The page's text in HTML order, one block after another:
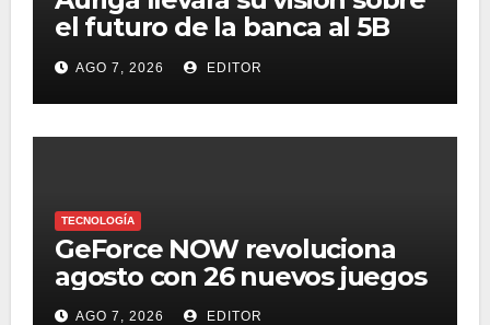
el futuro de la banca al 5B
Digital Summit 2026
AGO 7, 2026 EDITOR
TECNOLOGÍA
GeForce NOW revoluciona
agosto con 26 nuevos juegos
AGO 7, 2026 EDITOR